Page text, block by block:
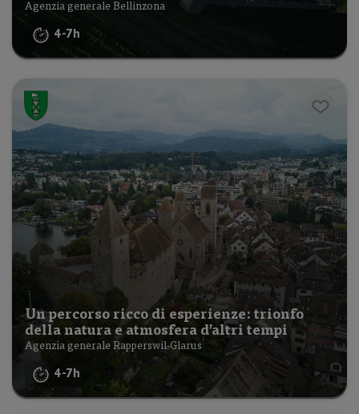
Agenzia generale Bellinzona
4-7h
Un percorso ricco di esperienze: trionfo
della natura e atmosfera d’altri tempi
Agenzia generale Rapperswil-Glarus
4-7h